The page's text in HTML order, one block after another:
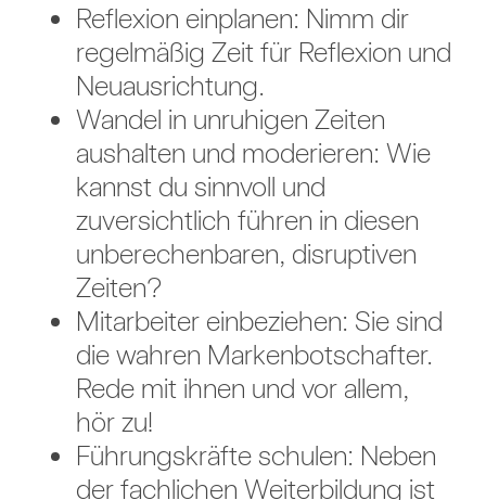
Reflexion einplanen: Nimm dir
regelmäßig Zeit für Reflexion und
Neuausrichtung.
Wandel in unruhigen Zeiten
aushalten und moderieren: Wie
kannst du sinnvoll und
zuversichtlich führen in diesen
unberechenbaren, disruptiven
Zeiten?
Mitarbeiter einbeziehen: Sie sind
die wahren Markenbotschafter.
Rede mit ihnen und vor allem,
hör zu!
Führungskräfte schulen: Neben
der fachlichen Weiterbildung ist